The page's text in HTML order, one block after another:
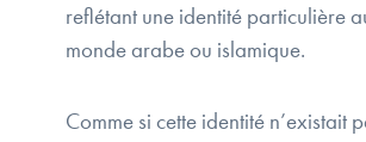
reflétant une identité particulière
monde arabe ou islamique.
Comme si cette identité n’existait